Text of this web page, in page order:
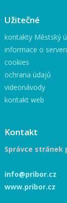
Užitečné
kontakty Městský
informace o
cookies
ochrana údajů
videonávody
kontakt web
Kontakt
Správce stránek
info@pribor.cz
www.pribor.cz